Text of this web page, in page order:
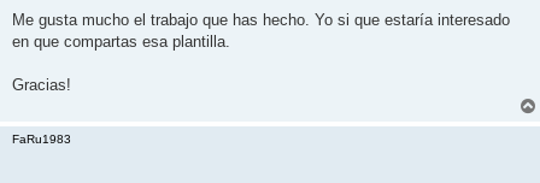
Me gusta mucho el trabajo que has hecho. Yo si que estaría interesado
en que compartas esa plantilla.
Gracias!
FaRu1983